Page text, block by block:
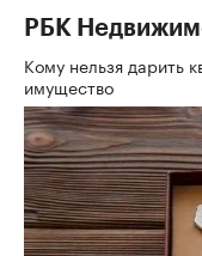
РБК
Кому нельзя дарить
имущество